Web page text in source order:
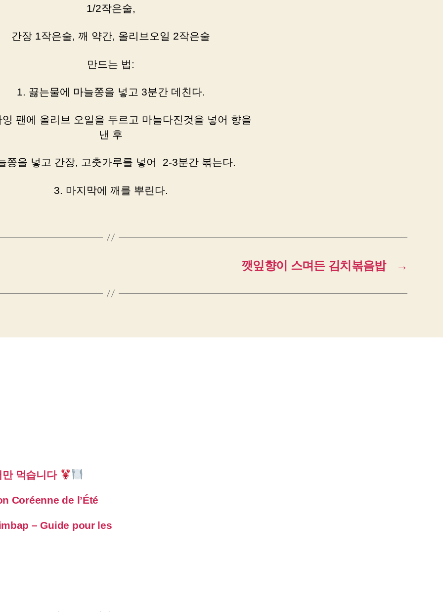
1/2작은술,
간장 1작은술, 깨 약간, 올리브오일 2작은술
만드는 법:
1. 끓는물에 마늘쫑을 넣고 3분간 데친다.
잉 팬에 올리브 오일을 두르고 마늘다진것을 넣어 향을
낸 후
쫑을 넣고 간장, 고춧가루를 넣어 2-3분간 볶는다.
3. 마지막에 깨를 뿌린다.
→
깻잎향이 스며든 김치볶음밥
먹습니다
Coréenne de l’Été
– Guide pour les